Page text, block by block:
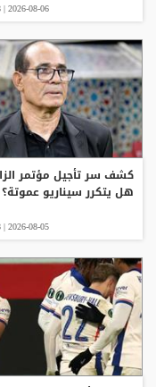
2026-08-06 | 04:38 م
كشف سر تأجيل مؤتمر
هل يتكرر سيناريو عموتة؟
2026-08-05 | 02:38 م